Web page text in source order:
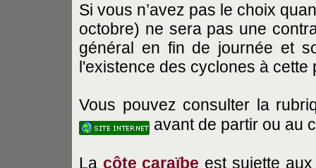
Si vous n’avez pas le choix
octobre) ne sera pas une
général en fin de journée et
l'existence des cyclones à
Vous pouvez consulter la
avant de partir ou au
La côte caraïbe est sujette